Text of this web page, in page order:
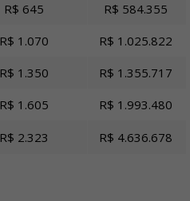
R$ 645
R$ 584.355
R$ 1.070
R$ 1.025.822
R$ 1.350
R$ 1.355.717
R$ 1.605 R$ 1.993.480
R$ 2.323 R$ 4.636.678